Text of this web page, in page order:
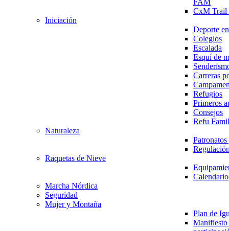
FAM
CxM
Iniciación
Deporte
Colegios
Escalada
Esquí de
Carreras
Refugios
Primeros
Consejos
Refu
Naturaleza
Raquetas de Nieve
Calendario
Marcha Nórdica
Seguridad
Mujer y Montaña
Plan de